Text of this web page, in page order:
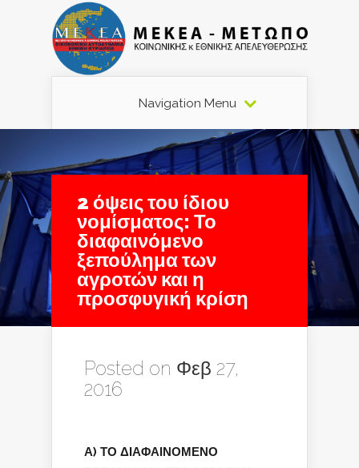
Navigation Menu
2 όψεις του ίδιου
νομίσματος: Το
διαφαινόμενο
ξεπούλημα των
αγροτών και η
προσφυγική κρίση
Posted on Φεβ 27,
2016
Α) ΤΟ ΔΙΑΦΑΙΝΟΜΕΝΟ